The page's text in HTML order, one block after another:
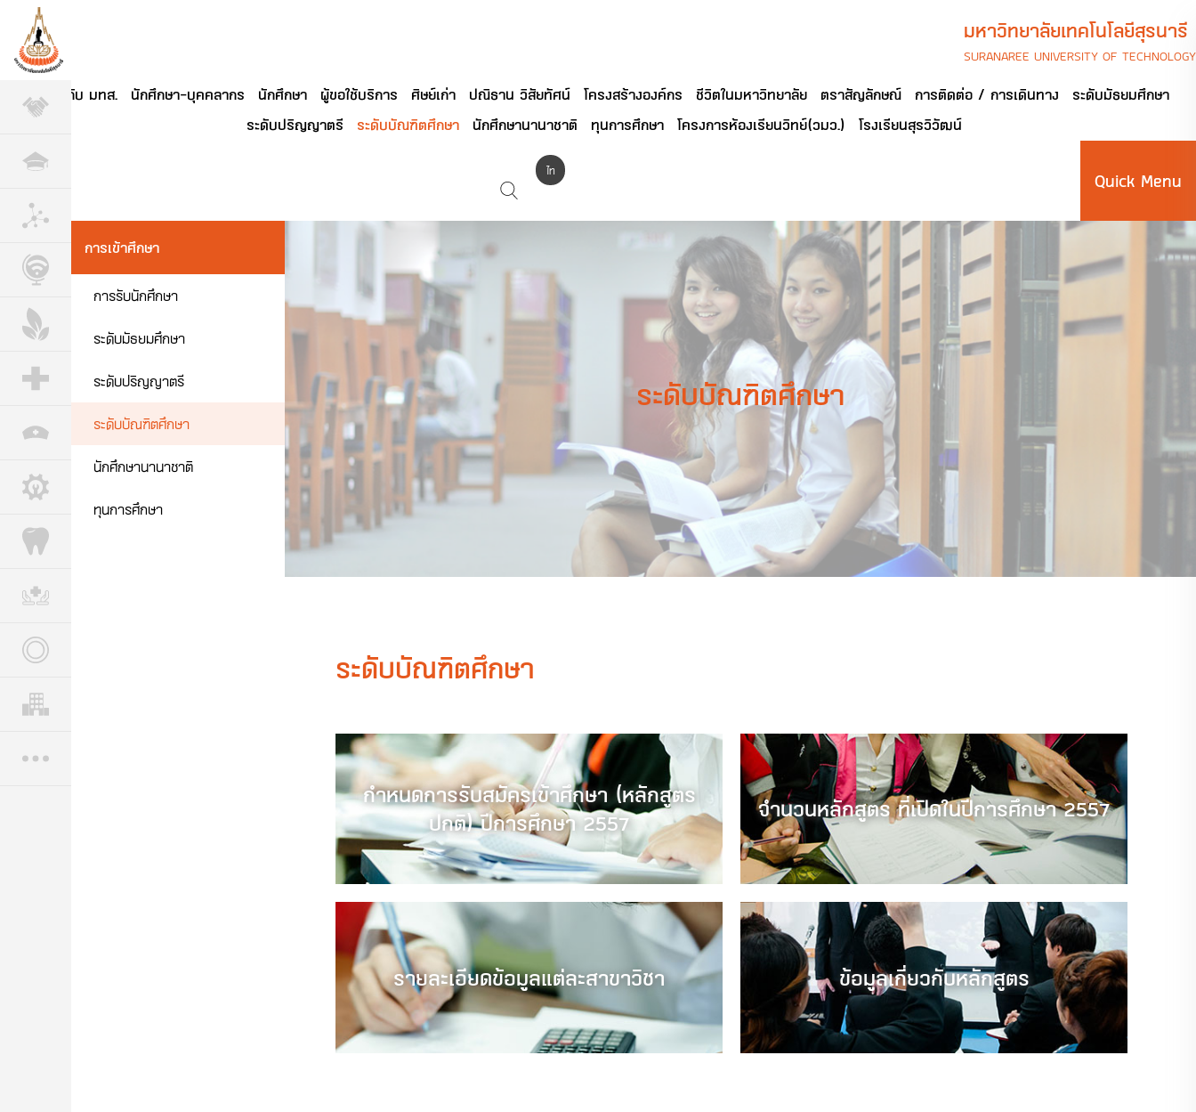
มหาวิทยาลัยเทคโนโลยีสุรนารี
SURANAREE UNIVERSITY OF TECHNOLOGY
เกี่ยวกับ มทส. นักศึกษา-บุคคลากร นักศึกษา ผู้ขอใช้บริการ ศิษย์เก่า ปณิธาน วิสัยทัศน์ โครงสร้างองค์กร ชีวิตในมหาวิทยาลัย ตราสัญลักษณ์ การติดต่อ / การเดินทาง
ระดับมัธยมศึกษา
ระดับปริญญาตรี
ระดับบัณฑิตศึกษา นักศึกษานานาชาติ ทุนการศึกษา โครงการห้องเรียนวิทย์(วมว.) โรงเรียนสุรวิวัฒน์
ไท
Quick Menu
การเข้าศึกษา
การรับนักศึกษา
ระดับมัธยมศึกษา
ระดับปริญญาตรี
ระดับบัณฑิตศึกษา
นักศึกษานานาชาติ
ทุนการศึกษา
ระดับบัณฑิตศึกษา
ระดับบัณฑิตศึกษา
กำหนดการรับสมัครเข้าศึกษา (หลักสูตร
ปกติ) ปีการศึกษา 2557
จำนวนหลักสูตร ที่เปิดในปีการศึกษา 2557
รายละเอียดข้อมูลแต่ละสาขาวิชา ข้อมูลเกี่ยวกับหลักสูตร